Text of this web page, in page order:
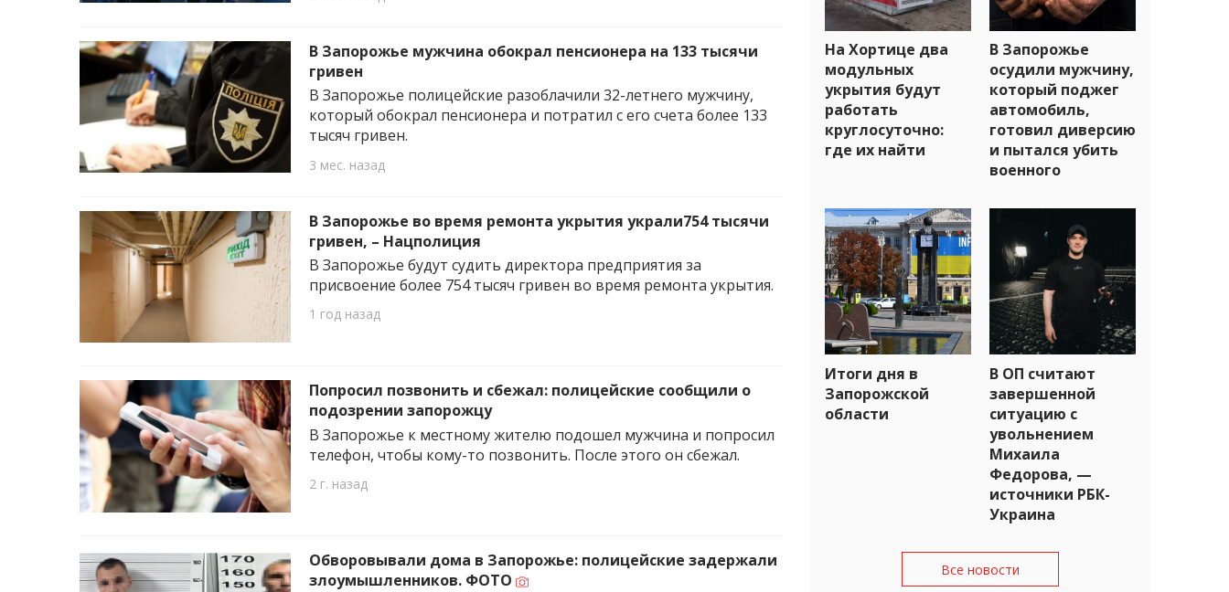
В Запорожье мужчина обокрал пенсионера на 133 тысячи
гривен
В Запорожье полицейские разоблачили 32-летнего мужчину,
который обокрал пенсионера и потратил с его счета более 133
тысяч гривен.
3 мес. назад
В Запорожье во время ремонта укрытия украли754 тысячи
гривен, – Нацполиция
В Запорожье будут судить директора предприятия за
присвоение более 754 тысяч гривен во время ремонта укрытия.
1 год назад
Попросил позвонить и сбежал: полицейские сообщили о
подозрении запорожцу
В Запорожье к местному жителю подошел мужчина и попросил
телефон, чтобы кому-то позвонить. После этого он сбежал.
2 г. назад
Обворовывали дома в Запорожье: полицейские задержали
злоумышленников. ФОТО
На Хортице два
модульных
укрытия будут
работать
круглосуточно:
где их найти
В Запорожье
осудили мужчину,
который поджег
автомобиль,
готовил диверсию
и пытался убить
военного
Итоги дня в
Запорожской
области
В ОП считают
завершенной
ситуацию с
увольнением
Михаила
Федорова, —
источники РБК-
Украина
Все новости